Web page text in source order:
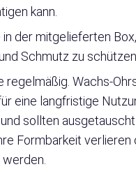
kann.
in der mitgelieferten
Schmutz zu schützen.
regelmäßig. Wachs-
eine langfristige
sollten
Formbarkeit verlieren